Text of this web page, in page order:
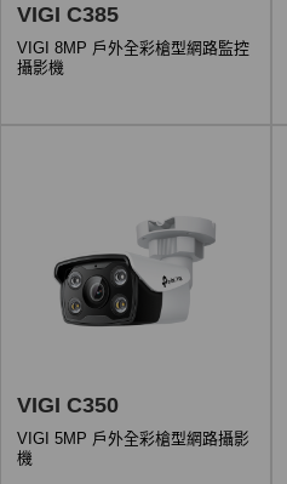
VIGI C385
VIGI 8MP 戶外全彩槍型網路監控
攝影機
VIGI C350
VIGI 5MP 戶外全彩槍型網路攝影
機